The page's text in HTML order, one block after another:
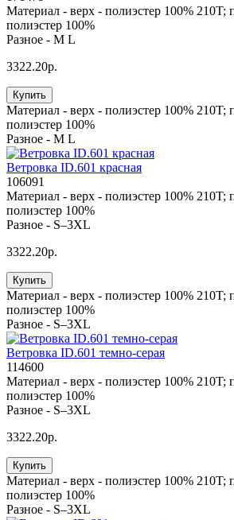
Материал - верх - полиэстер 100% 210T;
полиэстер 100%
Разное - M L
3322.20р.
Купить
Материал - верх - полиэстер 100% 210T;
полиэстер 100%
Разное - M L
Ветровка ID.601 красная
106091
Материал - верх - полиэстер 100% 210T;
полиэстер 100%
Разное - S–3XL
3322.20р.
Купить
Материал - верх - полиэстер 100% 210T;
полиэстер 100%
Разное - S–3XL
Ветровка ID.601 темно-серая
114600
Материал - верх - полиэстер 100% 210T;
полиэстер 100%
Разное - S–3XL
3322.20р.
Купить
Материал - верх - полиэстер 100% 210T;
полиэстер 100%
Разное - S–3XL